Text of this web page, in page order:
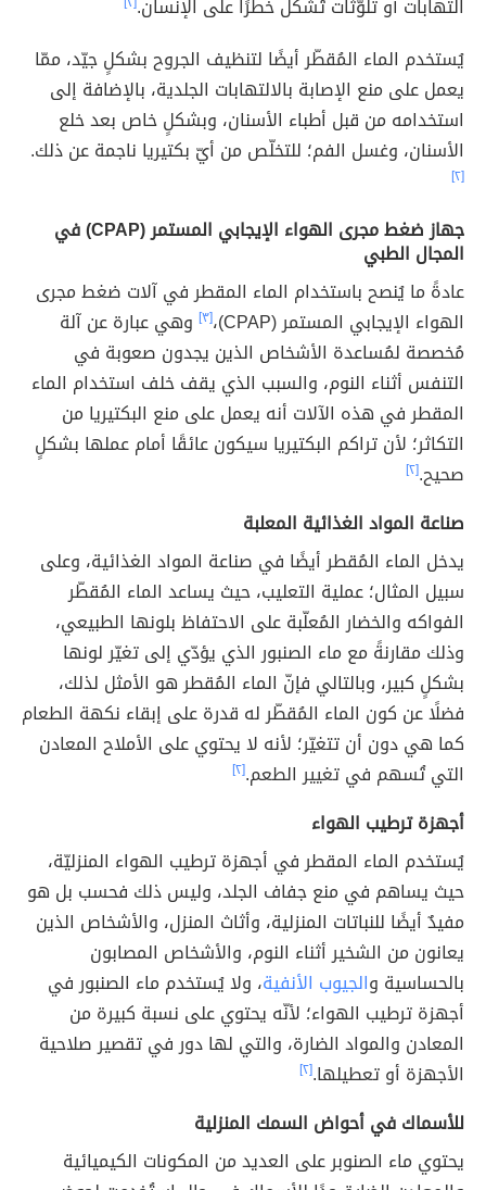
التهابات أو تلوّثات تُشكّل خطرًا على الإنسان.
يُستخدم الماء المُقطّر أيضًا لتنظيف الجروح بشكلٍ جيّد، ممّا
يعمل على منع الإصابة بالالتهابات الجلدية، بالإضافة إلى
استخدامه من قبل أطباء الأسنان، وبشكلٍ خاص بعد خلع
الأسنان، وغسل الفم؛ للتخلّص من أيّ بكتيريا ناجمة عن ذلك.
[٢]
جهاز ضغط مجرى الهواء الإيجابي المستمر (CPAP) في
المجال الطبي
عادةً ما يُنصح باستخدام الماء المقطر في آلات ضغط مجرى
الهواء الإيجابي المستمر (CPAP)،
[٣]
وهي عبارة عن آلة
مُخصصة لمُساعدة الأشخاص الذين يجدون صعوبة في
التنفس أثناء النوم، والسبب الذي يقف خلف استخدام الماء
المقطر في هذه الآلات أنه يعمل على منع البكتيريا من
التكاثر؛ لأن تراكم البكتيريا سيكون عائقًا أمام عملها بشكلٍ
صحيح.[٢]
صناعة المواد الغذائية المعلبة
يدخل الماء المُقطر أيضًا في صناعة المواد الغذائية، وعلى
سبيل المثال؛ عملية التعليب، حيث يساعد الماء المُقطّر
الفواكه والخضار المُعلّبة على الاحتفاظ بلونها الطبيعي،
وذلك مقارنةً مع ماء الصنبور الذي يؤدّي إلى تغيّر لونها
بشكلٍ كبير، وبالتالي فإنّ الماء المُقطر هو الأمثل لذلك،
فضلًا عن كون الماء المُقطّر له قدرة على إبقاء نكهة الطعام
كما هي دون أن تتغيّر؛ لأنه لا يحتوي على الأملاح المعادن
التي تُسهم في تغيير الطعم.[٢]
أجهزة ترطيب الهواء
يُستخدم الماء المقطر في أجهزة ترطيب الهواء المنزليّة،
حيث يساهم في منع جفاف الجلد، وليس ذلك فحسب بل هو
مفيدٌ أيضًا للنباتات المنزلية، وأثاث المنزل، والأشخاص الذين
يعانون من الشخير أثناء النوم، والأشخاص المصابون
بالحساسية والجيوب الأنفية، ولا يُستخدم ماء الصنبور في
أجهزة ترطيب الهواء؛ لأنّه يحتوي على نسبة كبيرة من
المعادن والمواد الضارة، والتي لها دور في تقصير صلاحية
الأجهزة أو تعطيلها.[٢]
للأسماك في أحواض السمك المنزلية
يحتوي ماء الصنوبر على العديد من المكونات الكيميائية